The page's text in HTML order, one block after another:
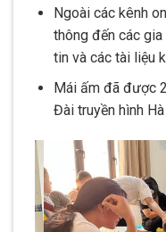
Ngoài các kênh
thông đến các
tin và các tài liệu
Mái ấm đã được
Đài truyền hình